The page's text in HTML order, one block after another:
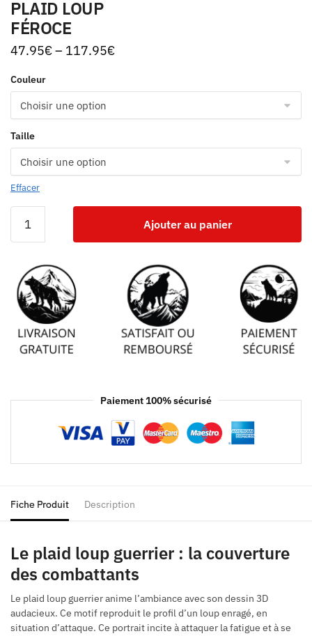
PLAID LOUP
FÉROCE
47.95€– 117.95€
Couleur
Taille
Effacer
Ajouter au panier
Paiement 100% sécurisé
Fiche Produit Description
Le plaid loup guerrier : la couverture
des combattants
Le plaid loup guerrier anime l’ambiance avec son dessin 3D
audacieux. Ce motif reproduit le profil d’un loup enragé, en
situation d’attaque. Ce portrait incite à attaquer la fatigue et à se